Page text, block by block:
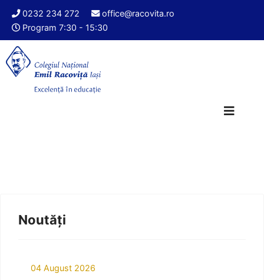
0232 234 272
office@racovita.ro
Program 7:30 - 15:30
Noutăți
04 August 2026